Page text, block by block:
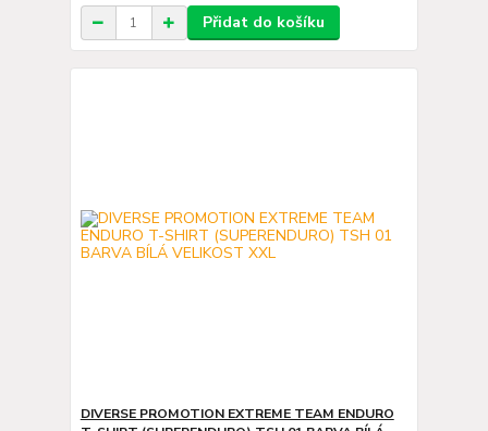
Přidat do košíku
DIVERSE PROMOTION EXTREME TEAM ENDURO